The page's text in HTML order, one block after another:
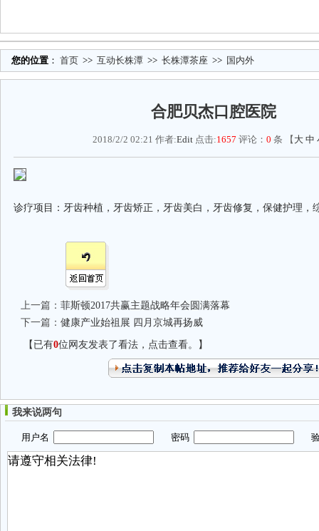
您的位置 ： 首页 >> 互动长株潭 >> 长株潭茶座 >> 国内外
合肥贝杰口腔医院
2018/2/2 02:21 作者:Edit点击:1657 评论： 0 条 【 大 中
诊疗项目：牙齿种植，牙齿矫正，牙齿美白，牙齿修复，保健护理，
上一篇： 菲斯顿2017共赢主题战略年会圆满落幕
下一篇： 健康产业始祖展 四月京城再扬威
【已有0位网友发表了看法，点击查看。】
我来说两句
用户名 密码 验